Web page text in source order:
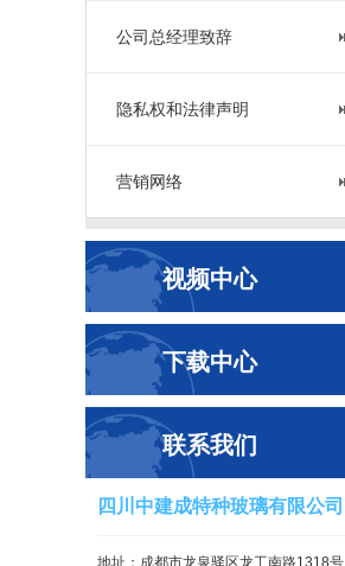
公司总经理致辞
隐私权和法律声明
营销网络
视频中心
下载中心
联系我们
四川中建成特种玻璃有限公司
地址：成都市龙泉驿区龙工南路1318号